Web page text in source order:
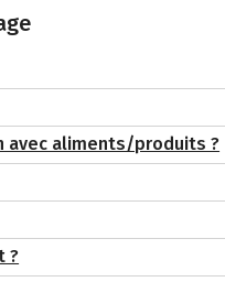
avec aliments/produits ?
?